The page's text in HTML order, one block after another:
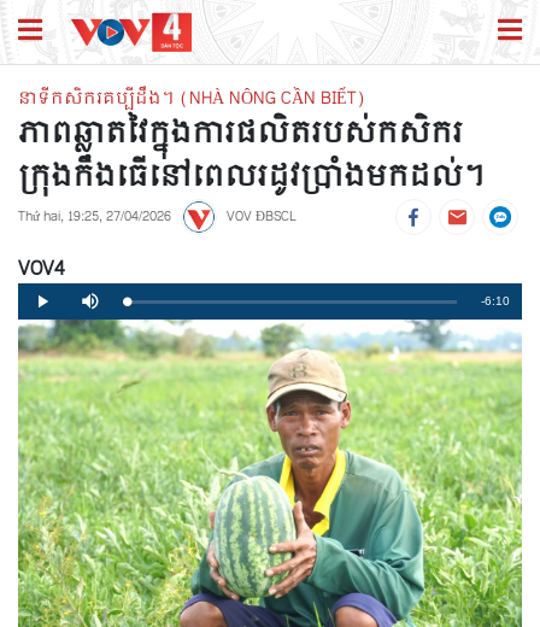
នាទីកសិករគប្បីដឹង។ (NHÀ NÔNG CẦN BIẾT)
ភាពឆ្លាតវៃក្នុងការផលិតរបស់កសិករ
ក្រុងកឹងធើនៅពេលរដូវប្រាំងមកដល់។
Thứ hai, 19:25, 27/04/2026 VOV ĐBSCL
VOV4
Play Mute Loaded:
0%
Progress:
0%
Remaining
Time
-6:10